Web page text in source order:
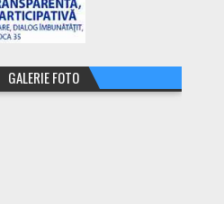
GALERIE FOTO